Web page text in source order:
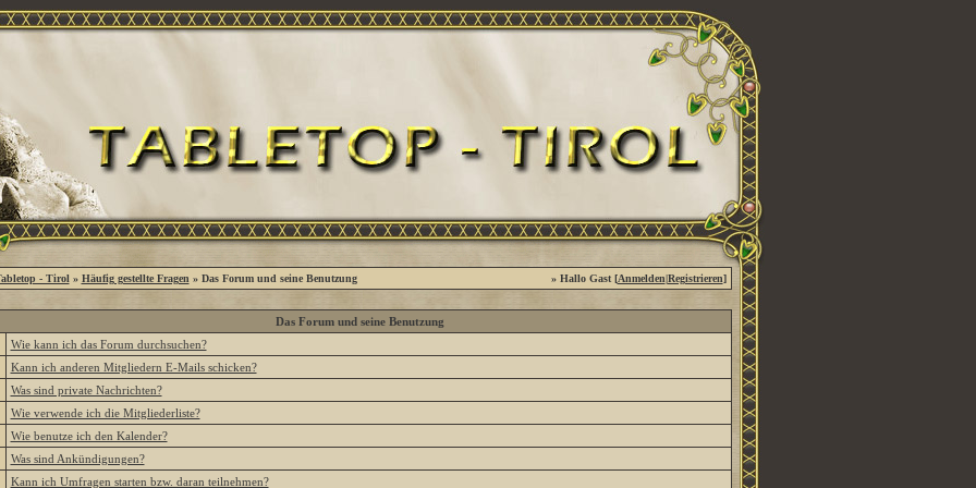
- Tirol » Häufig gestellte Fragen » Das Forum und seine Benutzung » Hallo Gast [Anmelden|Registrieren]
Das Forum und seine Benutzung
Wie kann ich das Forum durchsuchen?
Kann ich anderen Mitgliedern E-Mails schicken?
Was sind private Nachrichten?
Wie verwende ich die Mitgliederliste?
Wie benutze ich den Kalender?
Was sind Ankündigungen?
Kann ich Umfragen starten bzw. daran teilnehmen?